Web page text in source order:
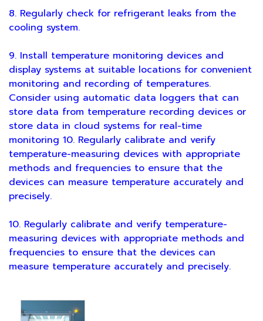
8. Regularly check for refrigerant leaks from the
cooling system.
9. Install temperature monitoring devices and
display systems at suitable locations for convenient
monitoring and recording of temperatures.
Consider using automatic data loggers that can
store data from temperature recording devices or
store data in cloud systems for real-time
monitoring 10. Regularly calibrate and verify
temperature-measuring devices with appropriate
methods and frequencies to ensure that the
devices can measure temperature accurately and
precisely.
10. Regularly calibrate and verify temperature-
measuring devices with appropriate methods and
frequencies to ensure that the devices can
measure temperature accurately and precisely.